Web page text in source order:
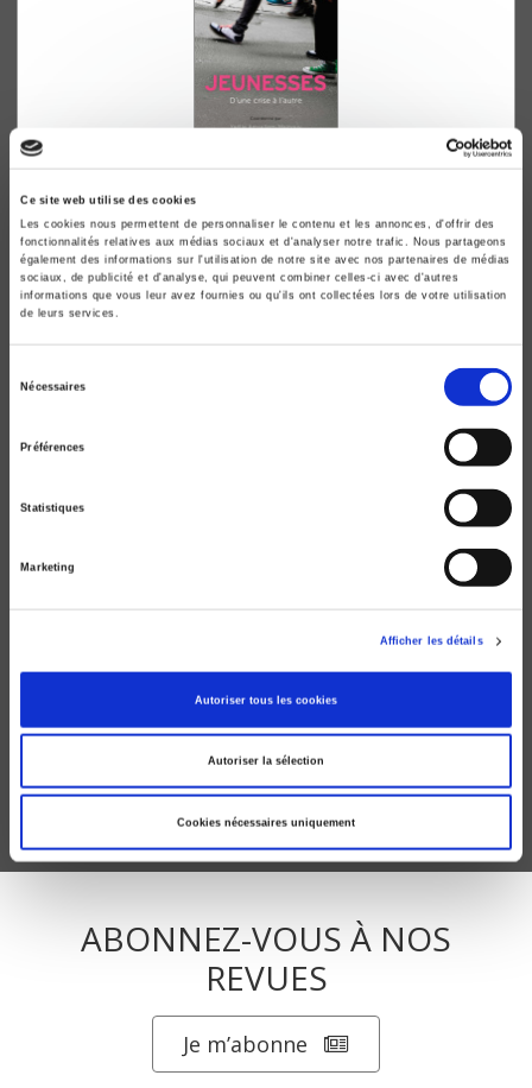
Ce site web utilise des cookies
Les cookies nous permettent de personnaliser le contenu et les annonces, d'offrir des
fonctionnalités relatives aux médias sociaux et d'analyser notre trafic. Nous partageons
également des informations sur l'utilisation de notre site avec nos partenaires de médias
sociaux, de publicité et d'analyse, qui peuvent combiner celles-ci avec d'autres
informations que vous leur avez fournies ou qu'ils ont collectées lors de votre utilisation
de leurs services.
Nécessaires
Préférences
Statistiques
Marketing
Afficher les détails
Autoriser tous les cookies
Autoriser la sélection
Cookies nécessaires uniquement
Jeunesses
D'une crise à l'autre
Yaëlle Amsellem-Mainguy, Laurent Lardeux
Les inaudibles
Sociologie politique des précaires
Céline Braconnier, Nonna Mayer
ABONNEZ-VOUS À NOS
REVUES
Je m’abonne